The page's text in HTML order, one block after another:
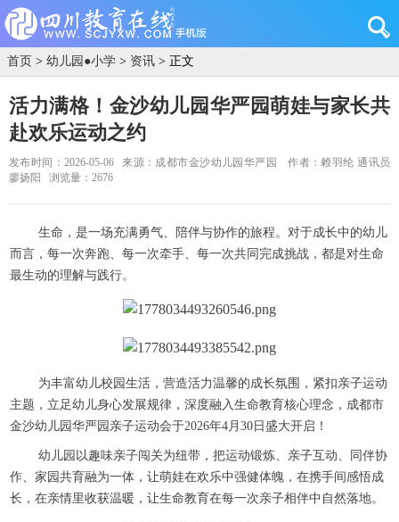
首页 > 幼儿园●小学 > 资讯 > 正文
活力满格！金沙幼儿园华严园萌娃与家长共
赴欢乐运动之约
发布时间：2026-05-06 来源：成都市金沙幼儿园华严园
作者：赖羽纶 通讯员
廖扬阳
浏览量：2676
生命，是一场充满勇气、陪伴与协作的旅程。对于成长中的幼儿
而言，每一次奔跑、每一次牵手、每一次共同完成挑战，都是对生命
最生动的理解与践行。
为丰富幼儿校园生活，营造活力温馨的成长氛围，紧扣亲子运动
主题，立足幼儿身心发展规律，深度融入生命教育核心理念，成都市
金沙幼儿园华严园亲子运动会于2026年4月30日盛大开启！
幼儿园以趣味亲子闯关为纽带，把运动锻炼、亲子互动、同伴协
作、家园共育融为一体，让萌娃在欢乐中强健体魄，在携手间感悟成
长，在亲情里收获温暖，让生命教育在每一次亲子相伴中自然落地。